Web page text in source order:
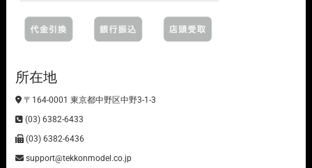
所在地
〒164-0001 東京都中野区中野3-1-3
(03) 6382-6433
(03) 6382-6436
support@tekkonmodel.co.jp